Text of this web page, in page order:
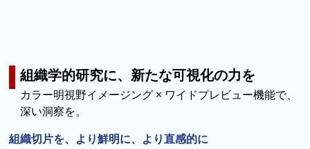
組織学的研究に、新たな可視化の力を
カラー明視野イメージング × ワイドプレビュー機能で、
深い洞察を。
組織切片を、より鮮明に、より直感的に